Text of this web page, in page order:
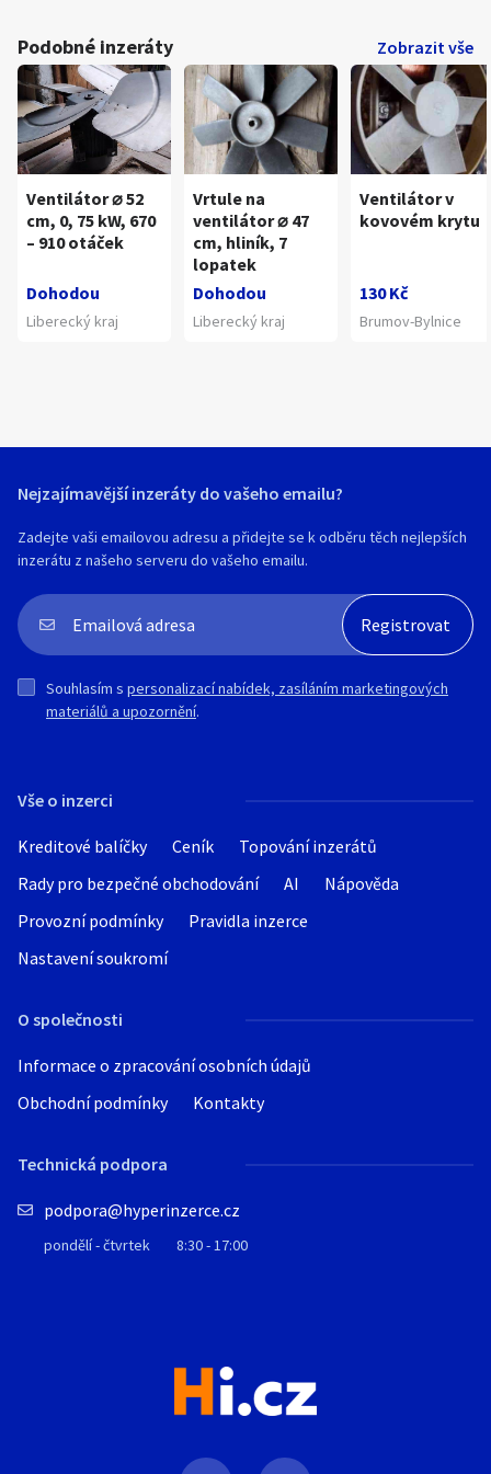
Podobné inzeráty Zobrazit vše
Ventilátor ⌀ 52
cm, 0, 75 kW, 670
– 910 otáček
Dohodou
Liberecký kraj
Vrtule na
ventilátor ⌀ 47
cm, hliník, 7
lopatek
Dohodou
Liberecký kraj
Ventilátor v
kovovém krytu
130 Kč
Brumov-Bylnice
Vše o inzerci
Kreditové balíčky Ceník
Topování inzerátů
Rady pro bezpečné obchodování
AI
Nápověda
Provozní podmínky
Pravidla inzerce
Nastavení soukromí
O společnosti
Informace o zpracování osobních údajů
Obchodní podmínky
Kontakty
Technická podpora
podpora@hyperinzerce.cz
pondělí - čtvrtek 8:30 - 17:00
Nejzajímavější inzeráty do vašeho emailu?
Zadejte vaši emailovou adresu a přidejte se k odběru těch nejlepších
inzerátu z našeho serveru do vašeho emailu.
Souhlasím s personalizací nabídek, zasíláním marketingových
materiálů a upozornění.